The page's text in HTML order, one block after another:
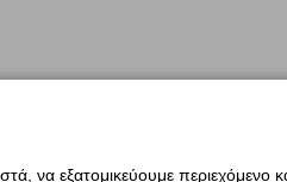
να εξατομικεύουμε περιεχόμενο